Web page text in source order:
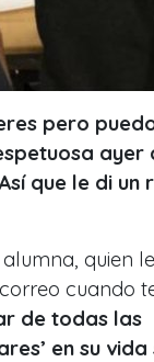
pero
ayer
que le di un
quien
cuando
de todas las
en su vida